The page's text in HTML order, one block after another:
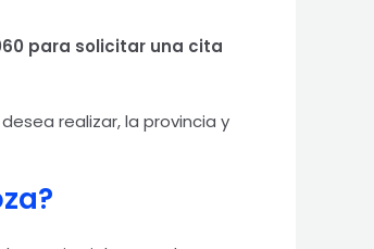
para solicitar una cita
realizar, la provincia y